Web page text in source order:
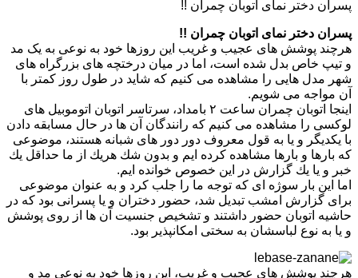
پسران دختر نمای اتوبان چمران !!
پسران دختر نمای اتوبان چمران !!
هرچند پوشش های عجیب و غریب این روزها خود به نوعی به یک مد
و تیپ خاص بدل شده است، اما در میان درختچه های بزرگراه های
شهر مدل هایی را مشاهده می کنیم که شاید در طول روز کمتر با
آن مواجه می شویم.
اینجا اتوبان چمران ساعت ۲ بامداد، سرتاسر اتوبان اتوموبیل های
لوكسی را مشاهده می كنیم كه رانندگان آن ها در حال مسابقه دادن
با یكدیگر و یا به قول معروف دور دور های شبانه هستند، موضوعی
كه بارها و بارها مشاهده كرده ایم و بدون شك هریك از ما حداقل یك
خبر و یا یك گزارش در این خصوص خوانده ایم.
اما این بار سوژه ای كه توجه ما را جلب كرد و به عنوان موضوعی
برای گزارش امشب تبدیل شد، حضور دختران و یا پسرانی بود كه در
حاشیه اتوبان حضور داشتند و تشخیص جنسیت آن ها از روی پوشش
و یا به نوع لباسشان به سختی امكانپذیر بود.
هرچند پوشش های عجیب و غریب، این روزها خود به نوعی مد و